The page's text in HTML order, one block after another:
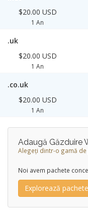
$20.00 USD
1 An
.uk
$20.00 USD
1 An
.co.uk
$20.00 USD
1 An
Adaugă Găzduire
Alegeți dintr-o gamă
Noi avem pachete
Explorează